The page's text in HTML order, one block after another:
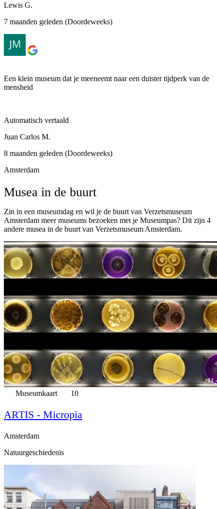
Lewis G.
7 maanden geleden (Doordeweeks)
Een klein museum dat je meeneemt naar een duister tijdperk van de
mensheid
Automatisch vertaald
Juan Carlos M.
8 maanden geleden (Doordeweeks)
Amsterdam
Musea in de buurt
Zin in een museumdag en wil je de buurt van Verzetsmuseum
Amsterdam meer museums bezoeken met je Museumpas? Dit zijn 4
andere musea in de buurt van Verzetsmuseum Amsterdam.
Museumkaart 10
ARTIS - Micropia
Amsterdam
Natuurgeschiedenis